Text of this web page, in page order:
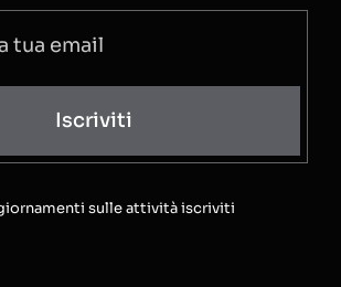
Iscriviti
sulle attività iscriviti